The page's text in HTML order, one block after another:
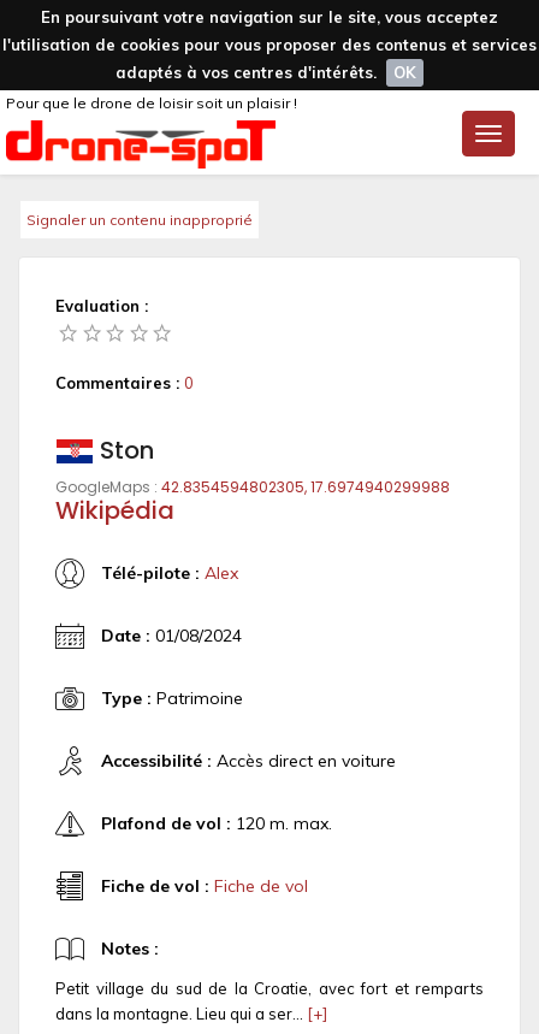
En poursuivant votre navigation sur le site, vous acceptez
l'utilisation de cookies pour vous proposer des contenus et services
adaptés à vos centres d'intérêts.
OK
Toggle
Pour que le drone de loisir soit un plaisir !
Signaler un contenu inapproprié
Evaluation :
Commentaires : 0
Ston
GoogleMaps : 42.8354594802305, 17.6974940299988
Wikipédia
Télé-pilote : Alex
Date : 01/08/2024
Type : Patrimoine
Accessibilité : Accès direct en voiture
Plafond de vol : 120 m. max.
Fiche de vol : Fiche de vol
Notes :
Petit village du sud de la Croatie, avec fort et remparts
dans la montagne. Lieu qui a ser... [+]